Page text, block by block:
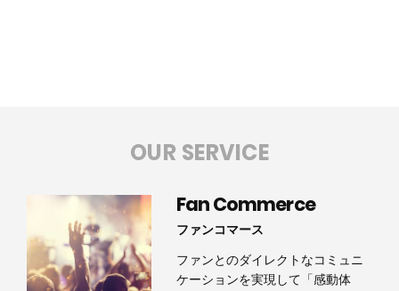
OUR SERVICE
Fan Commerce
ファンコマース
ファンとのダイレクトなコミュニ
ケーションを実現して「感動体